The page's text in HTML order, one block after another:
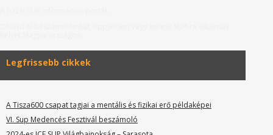
Legfrissebb cikkek
A Tisza600 csapat tagjai a mentális és fizikai erő példaképei
VI. Sup Medencés Fesztivál beszámoló